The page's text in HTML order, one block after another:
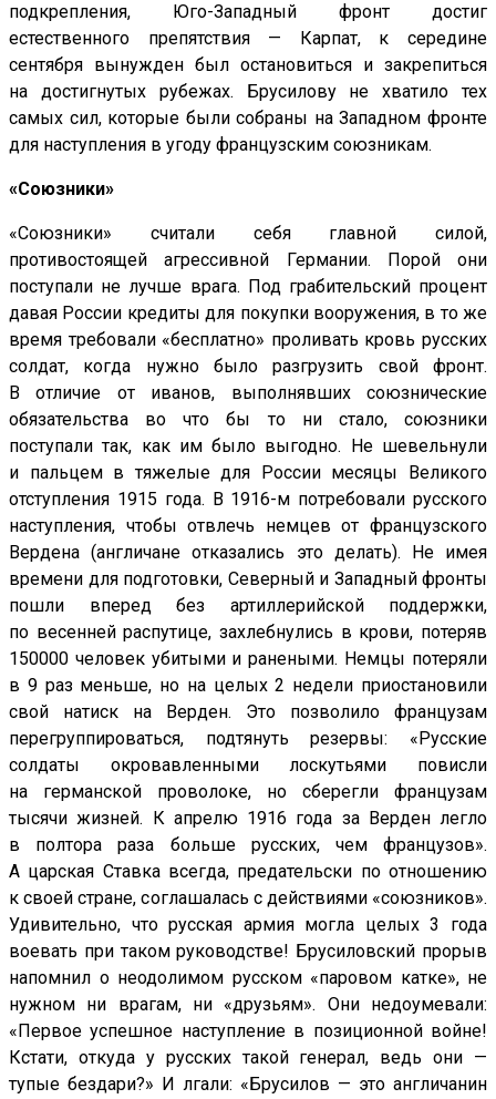
подкрепления, Юго-Западный фронт достиг
естественного препятствия — Карпат, к середине
сентября вынужден был остановиться и закрепиться
на достигнутых рубежах. Брусилову не хватило тех
самых сил, которые были собраны на Западном фронте
для наступления в угоду французским союзникам.
«Союзники»
«Союзники» считали себя главной силой,
противостоящей агрессивной Германии. Порой они
поступали не лучше врага. Под грабительский процент
давая России кредиты для покупки вооружения, в то же
время требовали «бесплатно» проливать кровь русских
солдат, когда нужно было разгрузить свой фронт.
В отличие от иванов, выполнявших союзнические
обязательства во что бы то ни стало, союзники
поступали так, как им было выгодно. Не шевельнули
и пальцем в тяжелые для России месяцы Великого
отступления 1915 года. В 1916-м потребовали русского
наступления, чтобы отвлечь немцев от французского
Вердена (англичане отказались это делать). Не имея
времени для подготовки, Северный и Западный фронты
пошли вперед без артиллерийской поддержки,
по весенней распутице, захлебнулись в крови, потеряв
150000 человек убитыми и ранеными. Немцы потеряли
в 9 раз меньше, но на целых 2 недели приостановили
свой натиск на Верден. Это позволило французам
перегруппироваться, подтянуть резервы: «Русские
солдаты окровавленными лоскутьями повисли
на германской проволоке, но сберегли французам
тысячи жизней. К апрелю 1916 года за Верден легло
в полтора раза больше русских, чем французов».
А царская Ставка всегда, предательски по отношению
к своей стране, соглашалась с действиями «союзников».
Удивительно, что русская армия могла целых 3 года
воевать при таком руководстве! Брусиловский прорыв
напомнил о неодолимом русском «паровом катке», не
нужном ни врагам, ни «друзьям». Они недоумевали:
«Первое успешное наступление в позиционной войне!
Кстати, откуда у русских такой генерал, ведь они —
тупые бездари?» И лгали: «Брусилов — это англичанин